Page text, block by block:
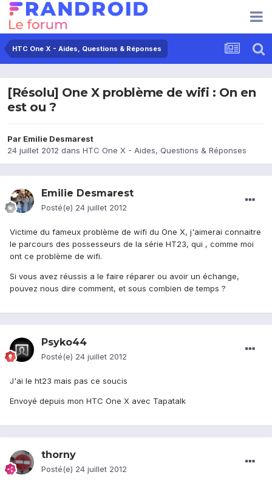
HTC One X - Aides, Questions & Réponses
[Résolu] One X problème de wifi : On en
est ou ?
Par Emilie Desmarest
24 juillet 2012 dans HTC One X - Aides, Questions & Réponses
Emilie Desmarest
Posté(e) 24 juillet 2012
Victime du fameux problème de wifi du One X, j'aimerai connaitre
le parcours des possesseurs de la série HT23, qui , comme moi
ont ce problème de wifi.
Si vous avez réussis a le faire réparer ou avoir un échange,
pouvez nous dire comment, et sous combien de temps ?
Psyko44
Posté(e) 24 juillet 2012
J'ai le ht23 mais pas ce soucis
Envoyé depuis mon HTC One X avec Tapatalk
thorny
Posté(e) 24 juillet 2012